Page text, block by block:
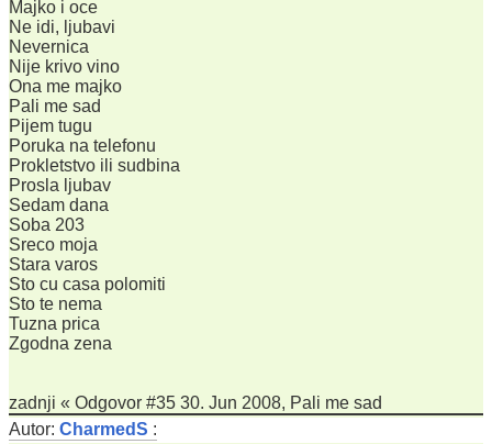
Majko i oce
Ne idi, ljubavi
Nevernica
Nije krivo vino
Ona me majko
Pali me sad
Pijem tugu
Poruka na telefonu
Prokletstvo ili sudbina
Prosla ljubav
Sedam dana
Soba 203
Sreco moja
Stara varos
Sto cu casa polomiti
Sto te nema
Tuzna prica
Zgodna zena
zadnji « Odgovor #35 30. Jun 2008, Pali me sad
Autor: CharmedS :